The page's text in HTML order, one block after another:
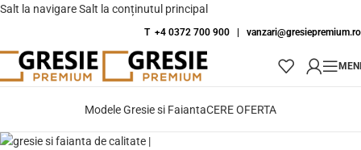
Salt la navigareSalt la conținutul principal
T +4 0372 700 900 | vanzari@gresiepremium.ro
Modele Gresie si FaiantaCERE OFERTA